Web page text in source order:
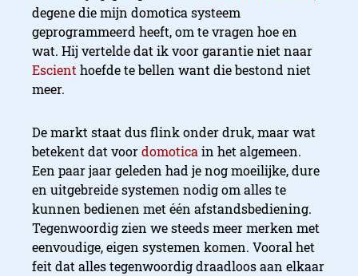
degene die mijn domotica systeem
geprogrammeerd heeft, om te vragen hoe en
wat. Hij vertelde dat ik voor garantie niet naar
Escienthoefde te bellen want die bestond niet
meer.
De markt staat dus flink onder druk, maar wat
betekent dat voordomoticain het algemeen.
Een paar jaar geleden had je nog moeilijke, dure
en uitgebreide systemen nodig om alles te
kunnen bedienen met één afstandsbediening.
Tegenwoordig zien we steeds meer merken met
eenvoudige, eigen systemen komen. Vooral het
feit dat alles tegenwoordig draadloos aan elkaar